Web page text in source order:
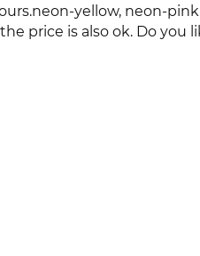
yellow, neon-
price is also ok. Do you